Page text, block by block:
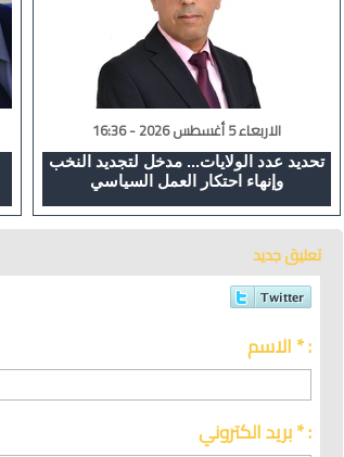
الاربعاء 5 أغسطس 2026 - 16:36
تحديد عدد الولايات... مدخل لتجديد النخب
وإنهاء احتكار العمل السياسي
تعليق جديد
الاسم * :
بريد الكتروني * :